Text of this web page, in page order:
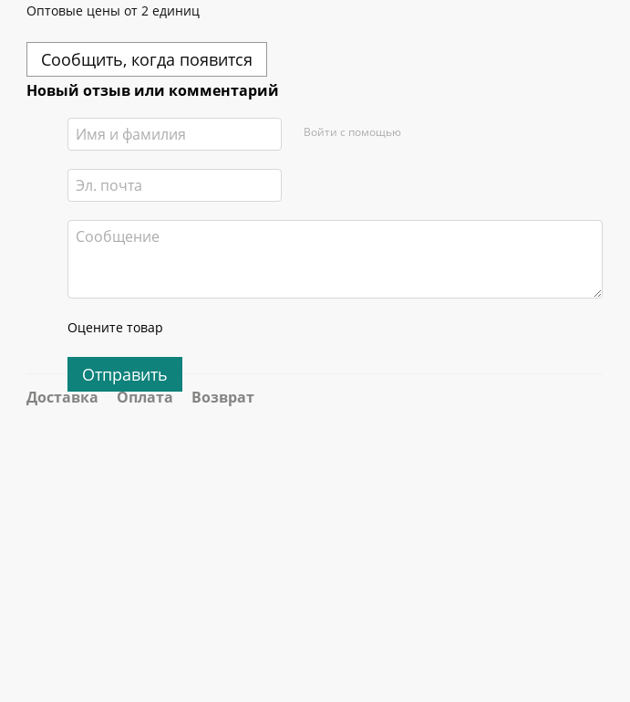
Оптовые цены от 2 единиц
Сообщить, когда появится
Новый отзыв или комментарий
Войти с помощью
Оцените товар
Отправить
Доставка Оплата Возврат